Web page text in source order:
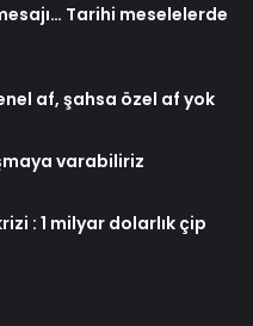
Tarihi meselelerde
af, şahsa özel af yok
varabiliriz
: 1 milyar dolarlık çip